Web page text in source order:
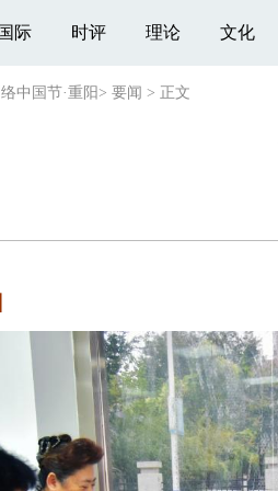
国际 时评 理论 文化
中国节·重阳> 要闻 > 正文